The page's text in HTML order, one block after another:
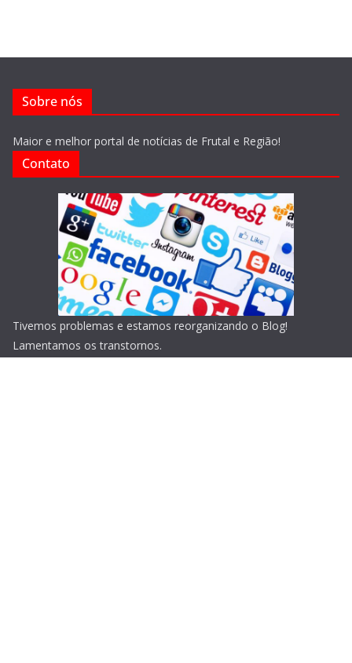
Sobre nós
Maior e melhor portal de notícias de Frutal e Região!
Contato
Tivemos problemas e estamos reorganizando o Blog!
Lamentamos os transtornos.